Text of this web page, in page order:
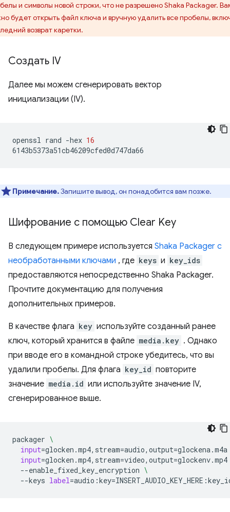
и символы новой строки, что не разрешено Shaka Packager.
будет открыть файл ключа и вручную удалить все пробелы,
возврат каретки.
Создать IV
Далее мы можем сгенерировать вектор
инициализации (IV).
openssl rand -hex 16
Примечание.Запишите вывод, он понадобится вам позже.
Шифрование с помощью Clear Key
В следующем примере используется Shaka Packager с
необработанными ключами , где keys и key_ids
предоставляются непосредственно Shaka Packager.
Прочтите документацию для получения
дополнительных примеров.
В качестве флага key используйте созданный ранее
ключ, который хранится в файле media.key . Однако
при вводе его в командной строке убедитесь, что вы
удалили пробелы. Для флага key_id повторите
значение media.id или используйте значение IV,
сгенерированное выше.
packager \
input=glocken.mp4,stream=audio,output=glockena.m4a
input=glocken.mp4,stream=video,output=glockenv.mp4
--enable_fixed_key_encryption \
--keys label=audio:key=